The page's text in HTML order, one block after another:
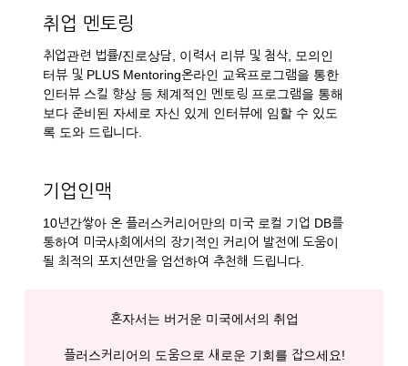
취업 멘토링
취업관련 법률/진로상담, 이력서 리뷰 및 첨삭, 모의인
터뷰 및 PLUS Mentoring온라인 교육프로그램을 통한
인터뷰 스킬 향상 등 체계적인 멘토링 프로그램을 통해
보다 준비된 자세로 자신 있게 인터뷰에 임할 수 있도
록 도와 드립니다.
기업인맥
10년간쌓아 온 플러스커리어만의 미국 로컬 기업 DB를
통하여 미국사회에서의 장기적인 커리어 발전에 도움이
될 최적의 포지션만을 엄선하여 추천해 드립니다.
혼자서는 버거운 미국에서의 취업
플러스커리어의 도움으로 새로운 기회를 잡으세요!